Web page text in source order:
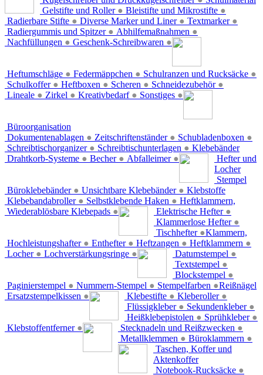
Gelstifte und Roller ● Bleistifte und Mikrostifte ●
Radierbare Stifte ● Diverse Marker und Liner ● Textmarker ●
Radiergummis und Spitzer ● Abhilfemaßnahmen ●
Nachfüllungen ● Geschenk-Schreibwaren ●
Heftumschläge ● Federmäppchen ● Schulranzen und Rucksäcke ●
Schulkoffer ● Heftboxen ● Scheren ● Schneidezubehör ●
Lineale ● Zirkel ● Kreativbedarf ● Sonstiges ●
Büroorganisation
Dokumentenablagen ● Zeitschriftenständer ● Schubladenboxen ●
Schreibtischorganizer ● Schreibtischunterlagen ●
Drahtkorb-Systeme ● Becher ● Abfalleimer ●
Klebebänder
Büroklebebänder ● Unsichtbare Klebebänder ●
Klebebandabroller ● Selbstklebende Haken ●
Wiederablösbare Klebepads ●
Hefter und
Locher
Elektrische Hefter ●
Klammerlose Hefter ●
Tischhefter ●
Hochleistungshafter ● Enthefter ● Heftzangen ● Heftklammern ●
Locher ● Lochverstärkungsringe ●
Stempel
Datumstempel ●
Textstempel ●
Blockstempel ●
Paginierstempel ● Nummern-Stempel ● Stempelfarben ●
Ersatzstempelkissen ●
Klebstoffe
Klebestifte ● Kleberoller ●
Flüssigkleber ● Sekundenkleber ●
Heißklebepistolen ● Sprühkleber ●
Klebstoffentferner ●
Heftklammern,
Klammern,
Reißnägel
Stecknadeln und Reißzwecken ●
Metallklemmen ● Büroklammern ●
Taschen, Koffer und
Aktenkoffer
Notebook-Rucksäcke ●